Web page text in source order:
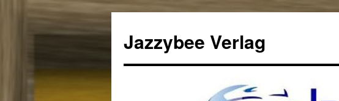
Jazzybee Verlag